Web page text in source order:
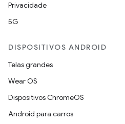
Privacidade
5G
DISPOSITIVOS ANDROID
Telas grandes
Wear OS
Dispositivos ChromeOS
Android para carros